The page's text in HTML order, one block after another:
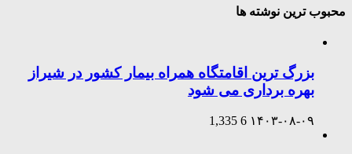
محبوب ترین نوشته ها
بزرگ ترین اقامتگاه همراه بیمار کشور در شیراز
بهره برداری می شود
۱۴۰۳-۰۸-۰۹ 6
1,335